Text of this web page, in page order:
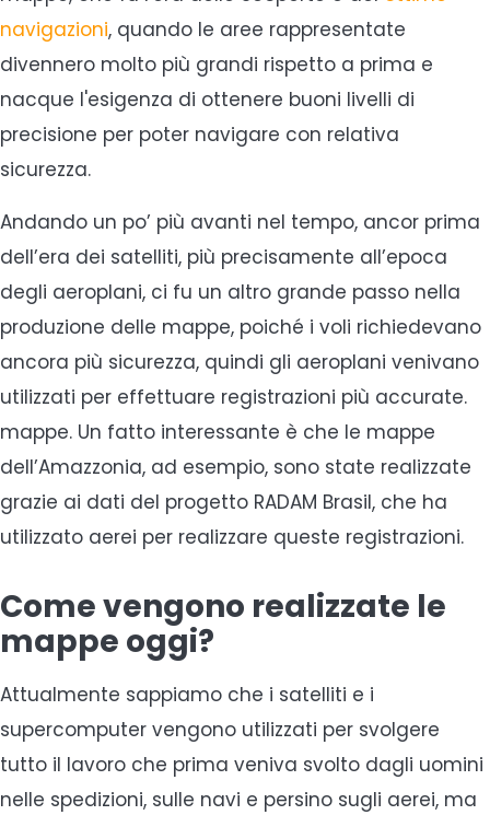
navigazioni, quando le aree rappresentate
divennero molto più grandi rispetto a prima e
nacque l'esigenza di ottenere buoni livelli di
precisione per poter navigare con relativa
sicurezza.
Andando un po’ più avanti nel tempo, ancor prima
dell’era dei satelliti, più precisamente all’epoca
degli aeroplani, ci fu un altro grande passo nella
produzione delle mappe, poiché i voli richiedevano
ancora più sicurezza, quindi gli aeroplani venivano
utilizzati per effettuare registrazioni più accurate.
mappe. Un fatto interessante è che le mappe
dell’Amazzonia, ad esempio, sono state realizzate
grazie ai dati del progetto RADAM Brasil, che ha
utilizzato aerei per realizzare queste registrazioni.
Come vengono realizzate le
mappe oggi?
Attualmente sappiamo che i satelliti e i
supercomputer vengono utilizzati per svolgere
tutto il lavoro che prima veniva svolto dagli uomini
nelle spedizioni, sulle navi e persino sugli aerei, ma